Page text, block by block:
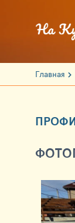
Главная